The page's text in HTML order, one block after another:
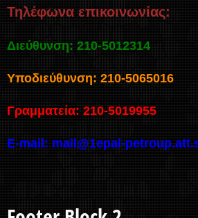
Τηλέφωνα επικοινωνίας:
Διεύθυνση: 210-5012314
Υποδιεύθυνση: 210-5065016
Γραμματεία: 210-5019955
E-mail: mail@1epal-